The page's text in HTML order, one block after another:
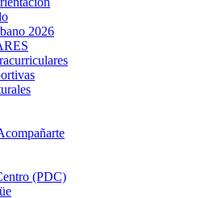
2026
(PDC)